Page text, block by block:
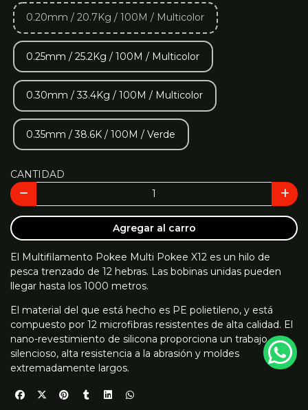
0.20mm / 20.7Kg / 100M / Multicolor
0.25mm / 25.2Kg / 100M / Multicolor
0.30mm / 33.4Kg / 100M / Multicolor
0.35mm / 38.6K / 100M / Verde
CANTIDAD
Agregar al carro
El Multifilamento Pokee Multi Pokee X12 es un hilo de
pesca trenzado de 12 hebras. Las bobinas unidas pueden
llegar hasta los 1000 metros.
El material del que está hecho es PE polietileno, y está
compuesto por 12 microfibras resistentes de alta calidad. El
nano-revestimiento de silicona proporciona un trabajo
silencioso, alta resistencia a la abrasión y moldes
extremadamente largos.